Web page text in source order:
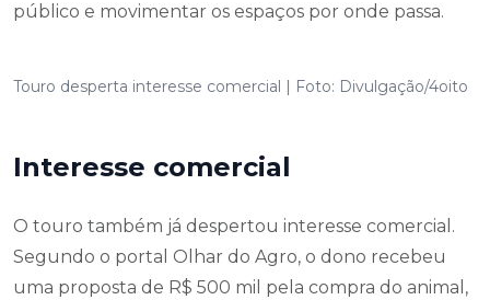
público e movimentar os espaços por onde passa.
Touro desperta interesse comercial | Foto: Divulgação/4oito
Interesse comercial
O touro também já despertou interesse comercial.
Segundo o portal Olhar do Agro, o dono recebeu
uma proposta de R$ 500 mil pela compra do animal,